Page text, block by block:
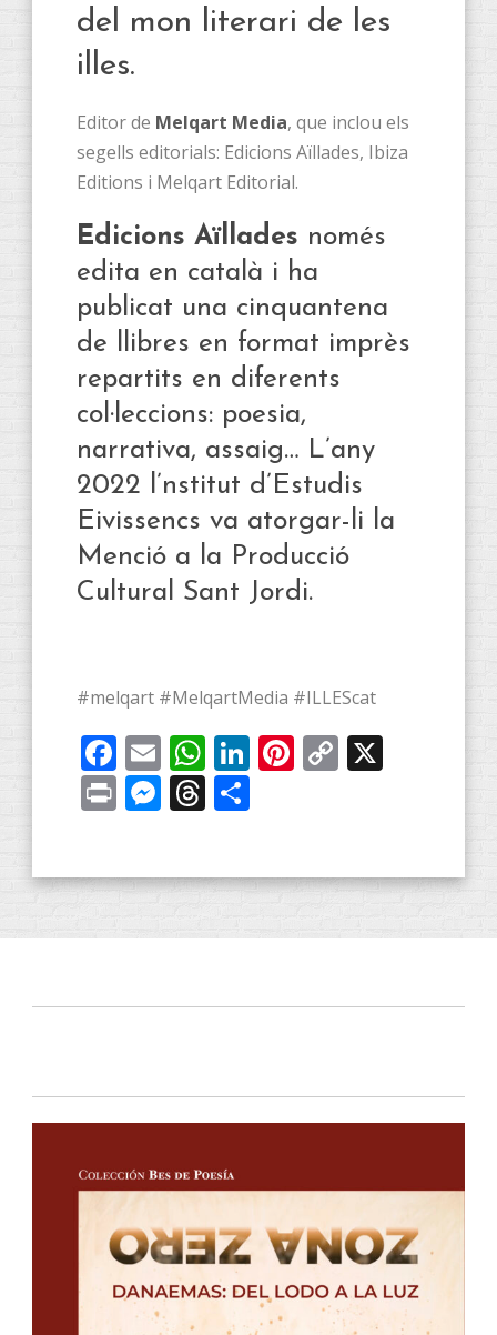
del mon literari de les
illes.
Editor de Melqart Media, que inclou els
segells editorials: Edicions Aïllades, Ibiza
Editions i Melqart Editorial.
Edicions Aïllades només
edita en català i ha
publicat una cinquantena
de llibres en format imprès
repartits en diferents
col·leccions: poesia,
narrativa, assaig… L’any
2022 l’nstitut d’Estudis
Eivissencs va atorgar-li la
Menció a la Producció
Cultural Sant Jordi.
#melqart #MelqartMedia #ILLEScat
Facebook
EmailWhatsApp
LinkedIn
Pinterest
Copy
PrintMessenger
Threads